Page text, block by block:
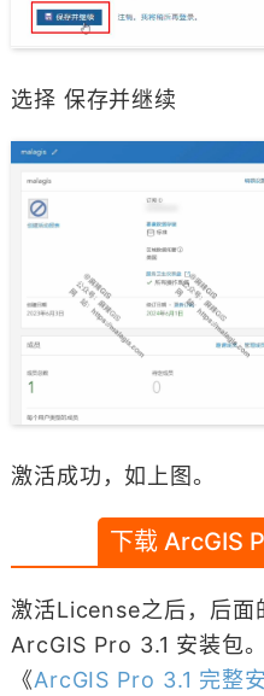
选择 保存并继续
激活成功，如上图。
下载 ArcGIS
激活License之后，后面
ArcGIS Pro 3.1 安装包
《ArcGIS Pro 3.1 完整